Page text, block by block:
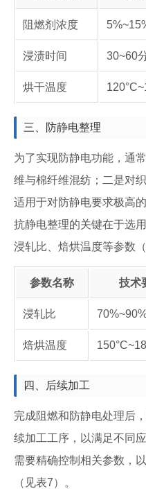
阻燃剂浓度
浸渍时间 30~60
烘干温度
三、防静电整理
为了实现防静电功能，通
维与棉纤维混纺；二是对
适用于对防静电要求极高
抗静电整理的关键在于选
浸轧比、焙烘温度等参数（
参数名称 技术
浸轧比
焙烘温度
四、后续加工
完成阻燃和防静电处理后
续加工工序，以满足不同
需要精确控制相关参数，
（见表7）。